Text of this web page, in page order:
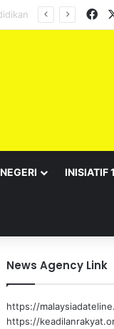
INISIATIF 1
News Agency Link
https://
https://